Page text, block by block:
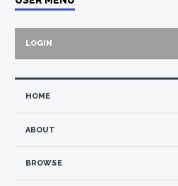
LOGIN
HOME
ABOUT
BROWSE